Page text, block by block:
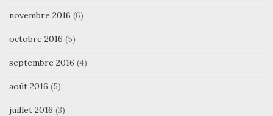
novembre 2016 (6)
octobre 2016 (5)
septembre 2016 (4)
août 2016 (5)
juillet 2016 (3)